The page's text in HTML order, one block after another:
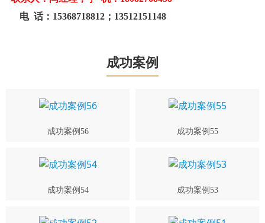
电 话：15368718812；13512151148
成功案例
成功案例56 成功案例55
成功案例54 成功案例53